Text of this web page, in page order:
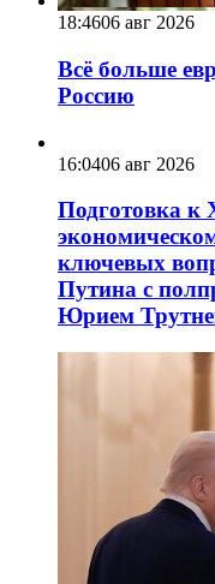
18:4606 авг 2026
Всё больше
Россию
16:0406 авг 2026
Подготовка к
ключевых
Путина с
Юрием